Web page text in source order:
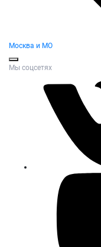
Москва и МО
Мы соцсетях